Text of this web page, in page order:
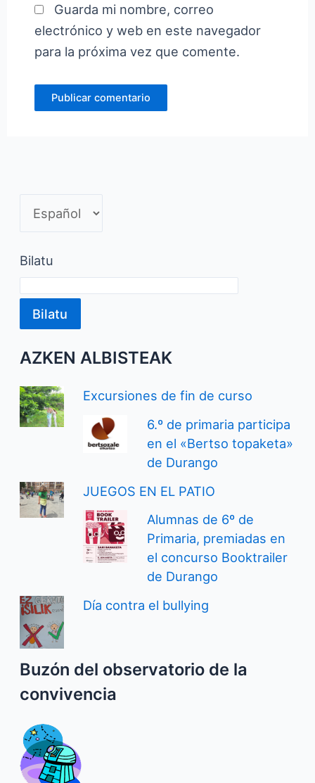
Guarda mi nombre, correo
electrónico y web en este navegador
para la próxima vez que comente.
Bilatu
Bilatu
AZKEN ALBISTEAK
Excursiones de fin de curso
6.º de primaria participa
en el «Bertso topaketa»
de Durango
JUEGOS EN EL PATIO
Alumnas de 6º de
Primaria, premiadas en
el concurso Booktrailer
de Durango
Día contra el bullying
Buzón del observatorio de la
convivencia